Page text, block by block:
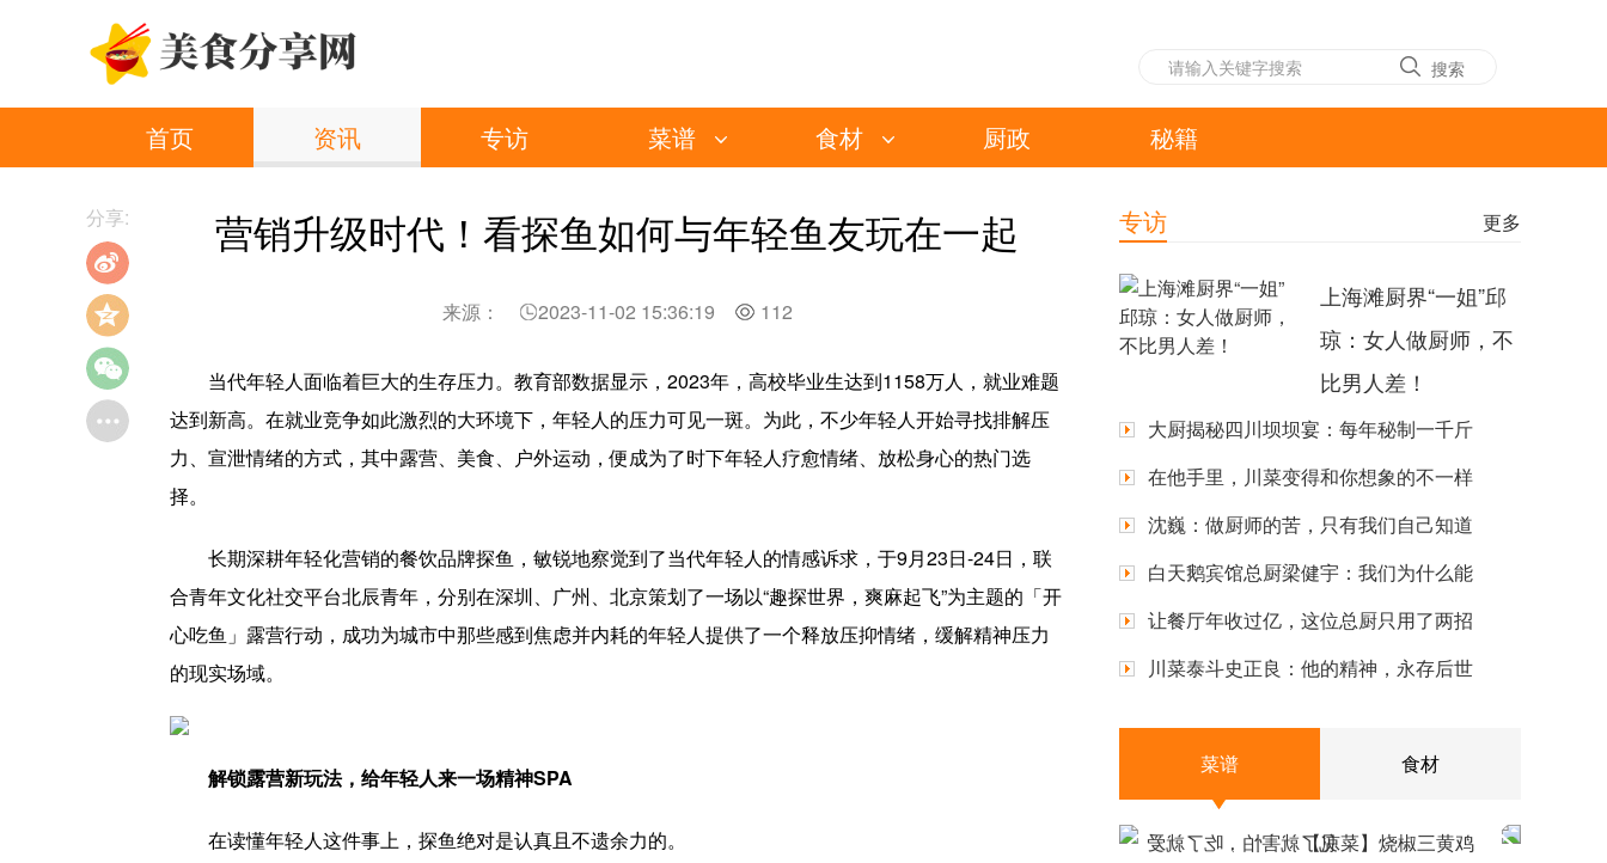
搜索
首页 资讯 专访 菜谱 食材 厨政 秘籍
营销升级时代！看探鱼如何与年轻鱼友玩在一起
来源： 2023-11-02 15:36:19 112
当代年轻人面临着巨大的生存压力。教育部数据显示，2023年，高校毕业生达到1158万人，就业难题
达到新高。在就业竞争如此激烈的大环境下，年轻人的压力可见一斑。为此，不少年轻人开始寻找排解压
力、宣泄情绪的方式，其中露营、美食、户外运动，便成为了时下年轻人疗愈情绪、放松身心的热门选
择。
长期深耕年轻化营销的餐饮品牌探鱼，敏锐地️察觉到了当代年轻人的情感诉求，于9月23日-24日，联
合青年文化社交平台北辰青年，分别在深圳、广州、北京策划了一场以“趣探世界，爽麻起飞”为主题的「开
心吃鱼」露营行动，成功为城市中那些感到焦虑并内耗的年轻人提供了一个释放压抑情绪，缓解精神压力
的现实场域。
解锁露营新玩法，给年轻人来一场精神SPA
在读懂年轻人这件事上，探鱼绝对是认真且不遗余力的。
更多
专访
上海滩厨界“一姐”邱
琼：女人做厨师，不
比男人差！
大厨揭秘四川坝坝宴：每年秘制一千斤
在他手里，川菜变得和你想象的不一样
沈巍：做厨师的苦，只有我们自己知道
白天鹅宾馆总厨梁健宇：我们为什么能
让餐厅年收过亿，这位总厨只用了两招
川菜泰斗史正良：他的精神，永存后世
菜谱 食材
【凉菜】烧椒三黄鸡
见了就害怕，吃了就爱
分享: